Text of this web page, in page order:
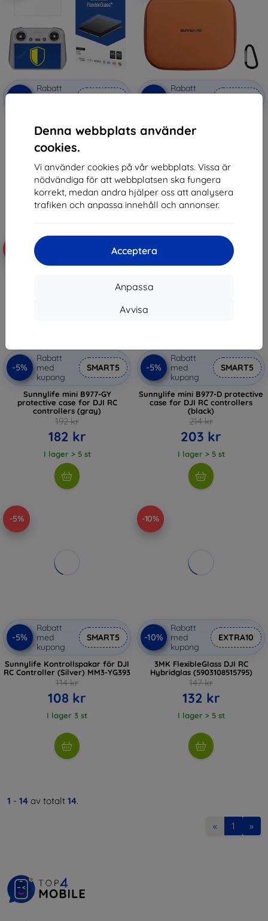
Denna webbplats använder
cookies.
Vi använder cookies på vår webbplats. Vissa är
nödvändiga för att webbplatsen ska fungera
korrekt, medan andra hjälper oss att analysera
trafiken och anpassa innehåll och annonser.
Acceptera
Anpassa
Avvisa
-10%
Rabatt
3mk FlexibleGlass Hybrid glass
for DJI Kontroler RC RM330
147 kr
132 kr
I lager > 5 st
-5%
Rabatt
Sunnylife mini B977-C protective
case for DJI RC controllers
267 kr
I lager > 5 st
-5%
Rabatt
med
kupong
SMART5
Sunnylife mini B977-GY
protective case for DJI RC
controllers (gray)
192 kr
182 kr
I lager > 5 st
-5%
-5%
Rabatt
med
kupong
SMART5
Sunnylife mini B977-D protective
case for DJI RC controllers
(black)
214 kr
203 kr
I lager > 5 st
-5%
-5%
Rabatt
med
kupong
SMART5
Sunnylife Kontrollspakar för DJI
RC Controller (Silver) MM3-YG393
114 kr
108 kr
I lager 3 st
-10%
-10%
Rabatt
med
kupong
EXTRA10
3MK FlexibleGlass DJI RC
Hybridglas (5903108515795)
147 kr
132 kr
I lager > 5 st
1 - 14 av totalt 14.
« 1 »